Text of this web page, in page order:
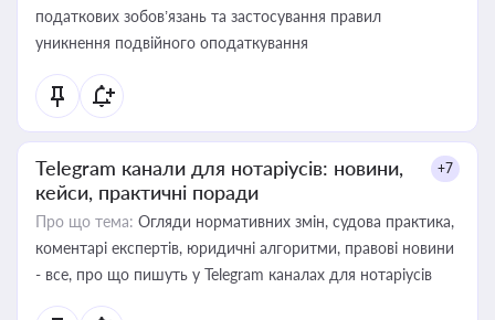
податкових зобов’язань та застосування правил
уникнення подвійного оподаткування
Telegram канали для нотаріусів: новини,
кейси, практичні поради
+7
Про що тема: Огляди нормативних змін, судова практика,
коментарі експертів, юридичні алгоритми, правові новини
- все, про що пишуть у Telegram каналах для нотаріусів